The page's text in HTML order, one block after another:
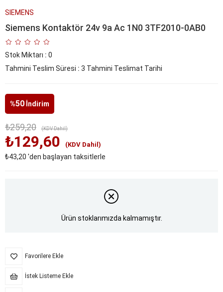
SIEMENS
Siemens Kontaktör 24v 9a Ac 1N0 3TF2010-0AB0
Stok Miktarı : 0
Tahmini Teslim Süresi : 3 Tahmini Teslimat Tarihi
%50 İndirim
₺259,20 (KDV Dahil)
₺129,60 (KDV Dahil)
₺43,20 'den başlayan taksitlerle
Ürün stoklarımızda kalmamıştır.
Favorilere Ekle
İstek Listeme Ekle